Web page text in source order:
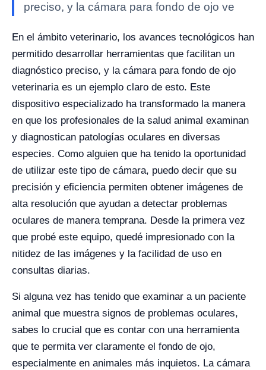
preciso, y la cámara para fondo de ojo ve
En el ámbito veterinario, los avances tecnológicos han
permitido desarrollar herramientas que facilitan un
diagnóstico preciso, y la cámara para fondo de ojo
veterinaria es un ejemplo claro de esto. Este
dispositivo especializado ha transformado la manera
en que los profesionales de la salud animal examinan
y diagnostican patologías oculares en diversas
especies. Como alguien que ha tenido la oportunidad
de utilizar este tipo de cámara, puedo decir que su
precisión y eficiencia permiten obtener imágenes de
alta resolución que ayudan a detectar problemas
oculares de manera temprana. Desde la primera vez
que probé este equipo, quedé impresionado con la
nitidez de las imágenes y la facilidad de uso en
consultas diarias.
Si alguna vez has tenido que examinar a un paciente
animal que muestra signos de problemas oculares,
sabes lo crucial que es contar con una herramienta
que te permita ver claramente el fondo de ojo,
especialmente en animales más inquietos. La cámara